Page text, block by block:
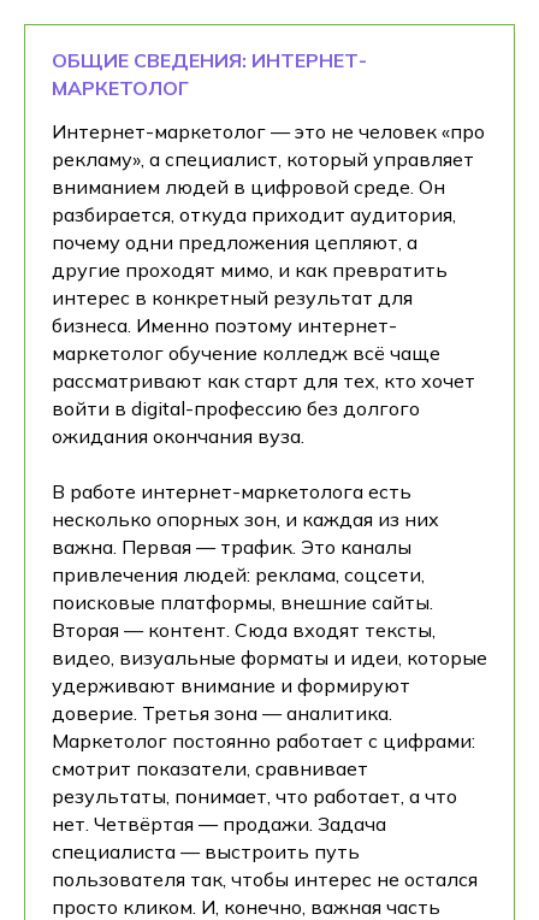
ОБЩИЕ СВЕДЕНИЯ: ИНТЕРНЕТ-
МАРКЕТОЛОГ
Интернет-маркетолог — это не человек «про
рекламу», а специалист, который управляет
вниманием людей в цифровой среде. Он
разбирается, откуда приходит аудитория,
почему одни предложения цепляют, а
другие проходят мимо, и как превратить
интерес в конкретный результат для
бизнеса. Именно поэтому интернет-
маркетолог обучение колледж всё чаще
рассматривают как старт для тех, кто хочет
войти в digital-профессию без долгого
ожидания окончания вуза.
В работе интернет-маркетолога есть
несколько опорных зон, и каждая из них
важна. Первая — трафик. Это каналы
привлечения людей: реклама, соцсети,
поисковые платформы, внешние сайты.
Вторая — контент. Сюда входят тексты,
видео, визуальные форматы и идеи, которые
удерживают внимание и формируют
доверие. Третья зона — аналитика.
Маркетолог постоянно работает с цифрами:
смотрит показатели, сравнивает
результаты, понимает, что работает, а что
нет. Четвёртая — продажи. Задача
специалиста — выстроить путь
пользователя так, чтобы интерес не остался
просто кликом. И, конечно, важная часть